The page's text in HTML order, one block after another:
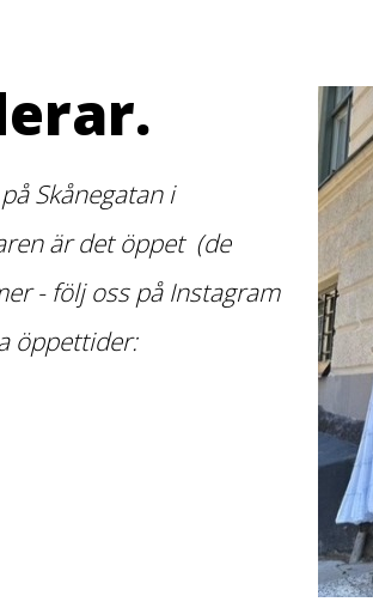
Skånegatan i
är det öppet (de
- följ oss på Instagram
öppettider: